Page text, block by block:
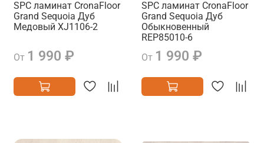
SPC ламинат CronaFloor
Grand Sequoia Дуб
Медовый XJ1106-2
От 1 990 ₽
SPC ламинат CronaFloor
Grand Sequoia Дуб
Обыкновенный
REP85010-6
От 1 990 ₽